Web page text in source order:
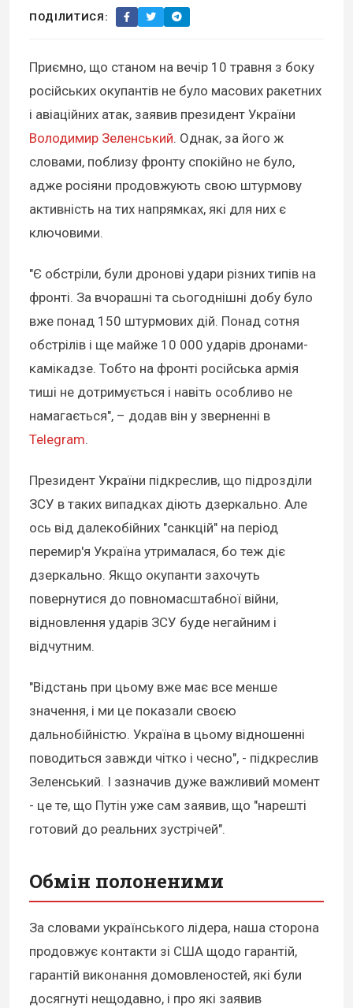
ПОДІЛИТИСЯ:
Приємно, що станом на вечір 10 травня з боку
російських окупантів не було масових ракетних
і авіаційних атак, заявив президент України
Володимир Зеленський. Однак, за його ж
словами, поблизу фронту спокійно не було,
адже росіяни продовжують свою штурмову
активність на тих напрямках, які для них є
ключовими.
"Є обстріли, були дронові удари різних типів на
фронті. За вчорашні та сьогоднішні добу було
вже понад 150 штурмових дій. Понад сотня
обстрілів і ще майже 10 000 ударів дронами-
камікадзе. Тобто на фронті російська армія
тиші не дотримується і навіть особливо не
намагається", – додав він у зверненні в
Telegram.
Президент України підкреслив, що підрозділи
ЗСУ в таких випадках діють дзеркально. Але
ось від далекобійних "санкцій" на період
перемир'я Україна утрималася, бо теж діє
дзеркально. Якщо окупанти захочуть
повернутися до повномасштабної війни,
відновлення ударів ЗСУ буде негайним і
відчутним.
"Відстань при цьому вже має все менше
значення, і ми це показали своєю
дальнобійністю. Україна в цьому відношенні
поводиться завжди чітко і чесно", - підкреслив
Зеленський. І зазначив дуже важливий момент
- це те, що Путін уже сам заявив, що "нарешті
готовий до реальних зустрічей".
Обмін полоненими
За словами українського лідера, наша сторона
продовжує контакти зі США щодо гарантій,
гарантій виконання домовленостей, які були
досягнуті нещодавно, і про які заявив